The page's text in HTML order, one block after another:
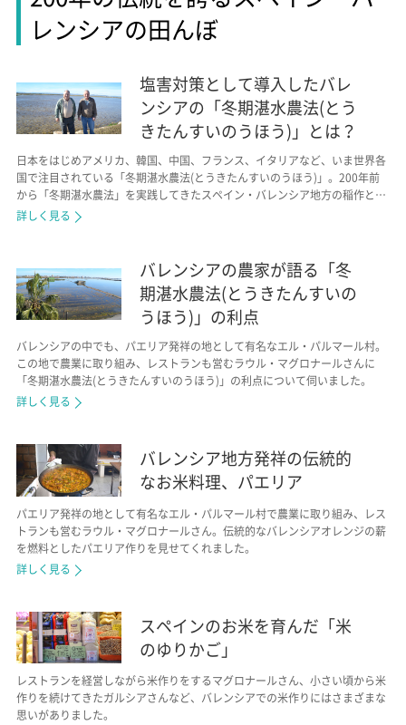
レンシアの田んぼ
塩害対策として導入したバレ
ンシアの「冬期湛水農法(とう
きたんすいのうほう)」とは？
日本をはじめアメリカ、韓国、中国、フランス、イタリアなど、いま世界各
国で注目されている「冬期湛水農法(とうきたんすいのうほう)」。200年前
から「冬期湛水農法」を実践してきたスペイン・バレンシア地方の稲作と、
食文化についてレポートします。
詳しく見る
バレンシアの農家が語る「冬
期湛水農法(とうきたんすいの
うほう)」の利点
バレンシアの中でも、パエリア発祥の地として有名なエル・パルマール村。
この地で農業に取り組み、レストランも営むラウル・マグロナールさんに
「冬期湛水農法(とうきたんすいのうほう)」の利点について伺いました。
詳しく見る
バレンシア地方発祥の伝統的
なお米料理、パエリア
パエリア発祥の地として有名なエル・パルマール村で農業に取り組み、レス
トランも営むラウル・マグロナールさん。伝統的なバレンシアオレンジの薪
を燃料としたパエリア作りを見せてくれました。
詳しく見る
スペインのお米を育んだ「米
のゆりかご」
レストランを経営しながら米作りをするマグロナールさん、小さい頃から米
作りを続けてきたガルシアさんなど、バレンシアでの米作りにはさまざまな
思いがありました。